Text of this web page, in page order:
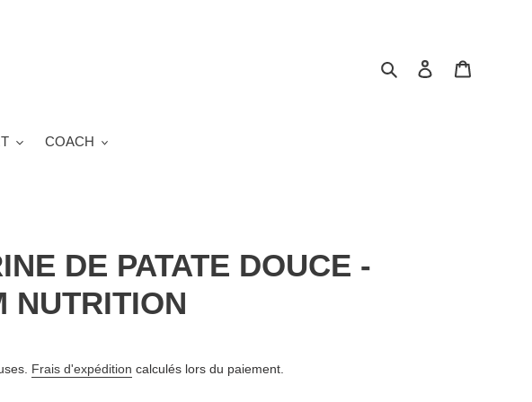
RechercherSe connecter
COACH
DE PATATE DOUCE -
NUTRITION
Frais d'expédition calculés lors du paiement.